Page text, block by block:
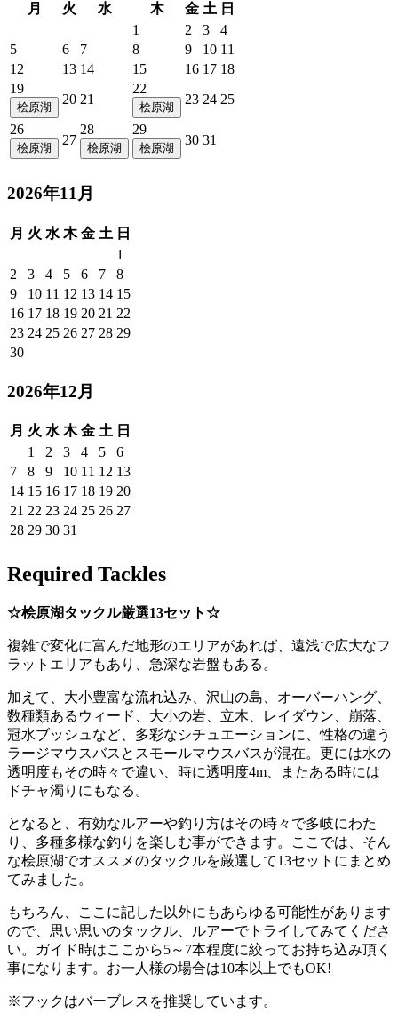
月 火 水 木 金 土 日
1
2 3
4
5
6 7 8 9 10 11
12
13 14 15 16 17 18
19
桧原湖
20 21
22
桧原湖
23 24 25
26
桧原湖
27
28
桧原湖
29
桧原湖
30 31
2026年11月
月 火 水 木 金 土 日
1
2
3 4 5 6 7
8
9
10 11 12 13 14 15
16 17 18 19 20 21 22
23 24 25 26 27 28 29
30
2026年12月
月 火 水 木 金 土 日
1
2 3 4 5
6
7
8 9 10 11 12 13
14 15 16 17 18 19 20
21 22 23 24 25 26 27
28 29 30 31
Required Tackles
☆桧原湖タックル厳選13セット☆
複雑で変化に富んだ地形のエリアがあれば、遠浅で広大なフ
ラットエリアもあり、急深な岩盤もある。
加えて、大小豊富な流れ込み、沢山の島、オーバーハング、
数種類あるウィード、大小の岩、立木、レイダウン、崩落、
冠水ブッシュなど、多彩なシチュエーションに、性格の違う
ラージマウスバスとスモールマウスバスが混在。更には水の
透明度もその時々で違い、時に透明度4m、またある時には
ドチャ濁りにもなる。
となると、有効なルアーや釣り方はその時々で多岐にわた
り、多種多様な釣りを楽しむ事ができます。ここでは、そん
な桧原湖でオススメのタックルを厳選して13セットにまとめ
てみました。
もちろん、ここに記した以外にもあらゆる可能性があります
ので、思い思いのタックル、ルアーでトライしてみてくださ
い。ガイド時はここから5～7本程度に絞ってお持ち込み頂く
事になります。お一人様の場合は10本以上でもOK!
※フックはバーブレスを推奨しています。